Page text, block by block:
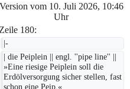
Version vom 10. Juli 2026, 10:46
Uhr
Zeile 180:
|-
| die Peiplein || engl. ''pipe line'' ||
»Eine riesige Peiplein soll die
Erdölversorgung sicher stellen, fast
schon eine Peip.«